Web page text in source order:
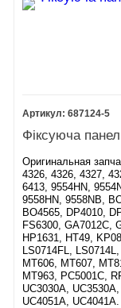
687124-5
Фіксуюча
Оригинальная
4326, 4326, 4327,
6413, 9554HN,
9558HN, 9558NB,
BO4565, DP4010,
FS6300, GA7012C,
HP1631, HT49,
LS0714FL,
MT606, MT607,
MT963, PC5001C,
UC3030A,
UC4051A,